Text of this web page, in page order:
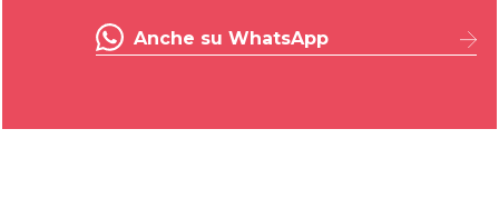
Anche su WhatsApp